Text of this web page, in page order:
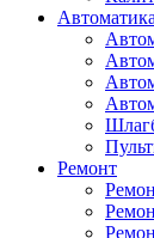
Автоматика
Ремонт